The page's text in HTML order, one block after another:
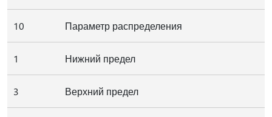
10 Параметр распределения
1 Нижний предел
3 Верхний предел